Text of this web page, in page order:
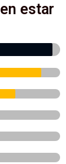
estar